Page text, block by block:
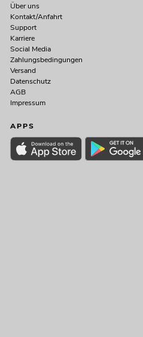
Über uns
Kontakt/Anfahrt
Support
Karriere
Social Media
Zahlungsbedingungen
Versand
Datenschutz
AGB
Impressum
APPS